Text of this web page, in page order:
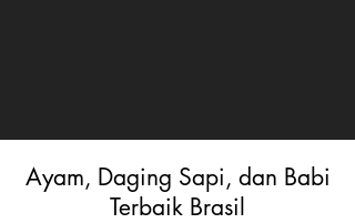
Ayam, Daging Sapi, dan Babi
Terbaik Brasil